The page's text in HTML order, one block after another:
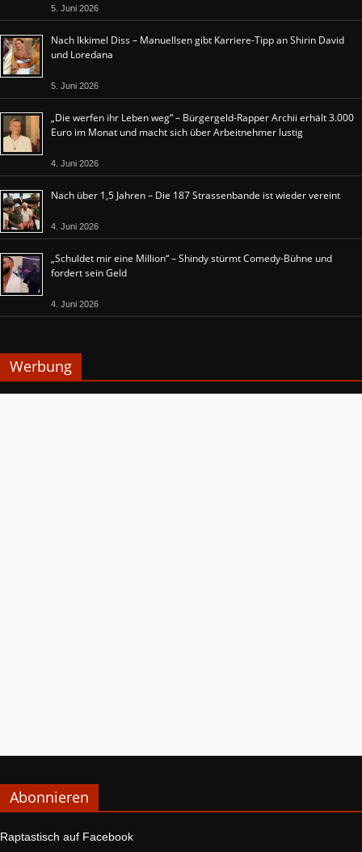
5. Juni 2026
Nach Ikkimel Diss – Manuellsen gibt Karriere-Tipp an Shirin David
und Loredana
5. Juni 2026
„Die werfen ihr Leben weg“ – Bürgergeld-Rapper Archii erhält 3.000
Euro im Monat und macht sich über Arbeitnehmer lustig
4. Juni 2026
Nach über 1,5 Jahren – Die 187 Strassenbande ist wieder vereint
4. Juni 2026
„Schuldet mir eine Million“ – Shindy stürmt Comedy-Bühne und
fordert sein Geld
4. Juni 2026
Werbung
Abonnieren
Raptastisch auf Facebook